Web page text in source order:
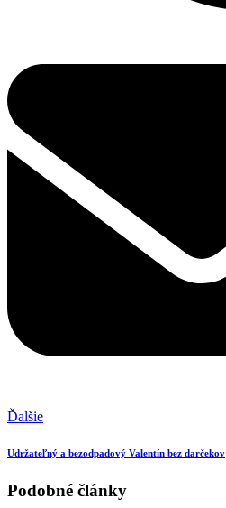
Ďalšie
Udržateľný a bezodpadový Valentín bez darčekov
Podobné články